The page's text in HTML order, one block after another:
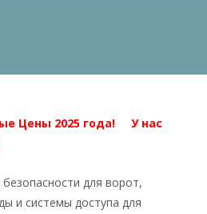
Цены 2025 года! У нас
для ворот,
и системы доступа для